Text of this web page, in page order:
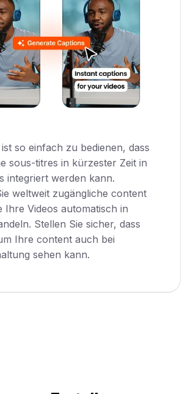
ist so einfach zu bedienen, dass
sous-titres in kürzester Zeit in
integriert werden kann.
weltweit zugängliche content
Ihre Videos automatisch in
Stellen Sie sicher, dass
Ihre content auch bei
sehen kann.